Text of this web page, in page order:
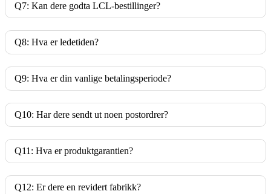
Q7: Kan dere godta LCL-bestillinger?
Q8: Hva er ledetiden?
Q9: Hva er din vanlige betalingsperiode?
Q10: Har dere sendt ut noen postordrer?
Q11: Hva er produktgarantien?
Q12: Er dere en revidert fabrikk?